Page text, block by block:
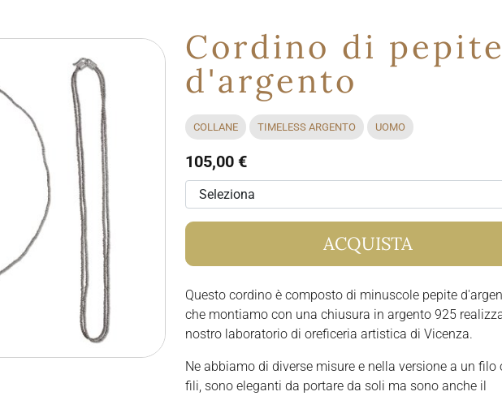
Cordino di pepite
d'argento
COLLANE TIMELESS ARGENTO UOMO
105,00 €
ACQUISTA
Questo cordino è composto di minuscole pepite
che montiamo con una chiusura in argento 925
nostro laboratorio di oreficeria artistica di Vicenza.
Ne abbiamo di diverse misure e nella versione a un filo
fili, sono eleganti da portare da soli ma sono anche il